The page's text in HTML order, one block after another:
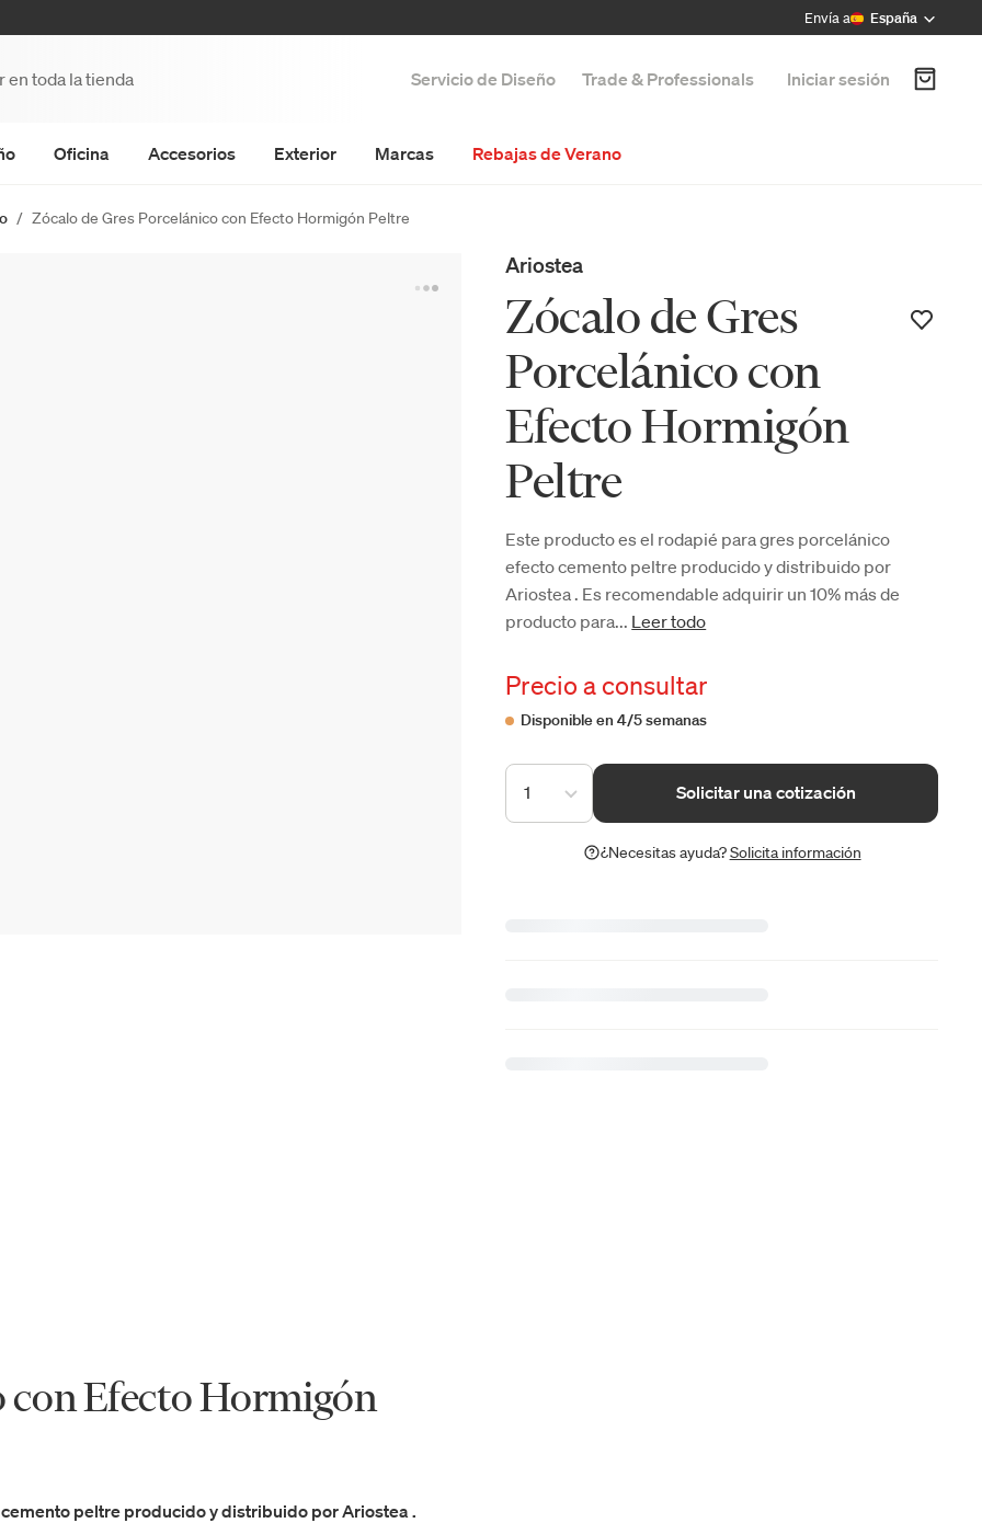
Envía a España
Servicio de Diseño Trade & Professionals Iniciar sesión
Oficina Accesorios Exterior Marcas Rebajas de Verano
Zócalo de Gres Porcelánico con Efecto Hormigón Peltre
Ariostea
Zócalo de Gres
Porcelánico con
Efecto Hormigón
Peltre
Este producto es el rodapié para gres porcelánico
efecto cemento peltre producido y distribuido por
Ariostea . Es recomendable adquirir un 10% más de
producto para... Leer todo
Precio a consultar
Disponible en 4/5 semanas
1 Solicitar una cotización
¿Necesitas ayuda?Solicita información
con Efecto Hormigón
peltre producido y distribuido por Ariostea .